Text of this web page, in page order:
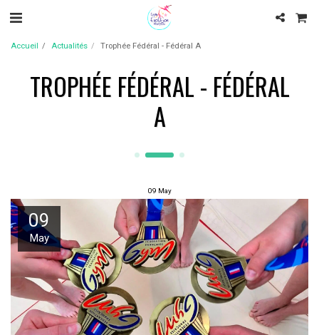
Accueil Actualités Trophée Fédéral - Fédéral A
TROPHÉE FÉDÉRAL - FÉDÉRAL
A
09 May
09
May